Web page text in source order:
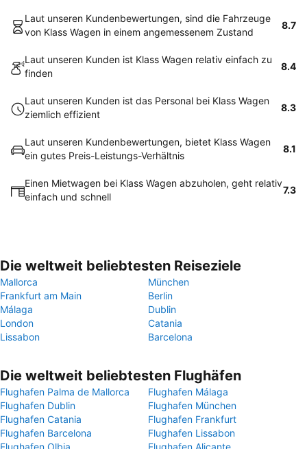
Laut unseren Kundenbewertungen, sind die Fahrzeuge
von Klass Wagen in einem angemessenem Zustand
8.7
Laut unseren Kunden ist Klass Wagen relativ einfach zu
finden
8.4
Laut unseren Kunden ist das Personal bei Klass Wagen
ziemlich effizient
8.3
Laut unseren Kundenbewertungen, bietet Klass Wagen
ein gutes Preis-Leistungs-Verhältnis
8.1
Einen Mietwagen bei Klass Wagen abzuholen, geht relativ
einfach und schnell
7.3
Die weltweit beliebtesten Reiseziele
Mallorca
München
Frankfurt am Main
Berlin
Málaga
Dublin
London
Catania
Lissabon
Barcelona
Die weltweit beliebtesten Flughäfen
Flughafen Palma de Mallorca
Flughafen Málaga
Flughafen Dublin
Flughafen München
Flughafen Catania
Flughafen Frankfurt
Flughafen Barcelona
Flughafen Lissabon
Flughafen Olbia
Flughafen Alicante